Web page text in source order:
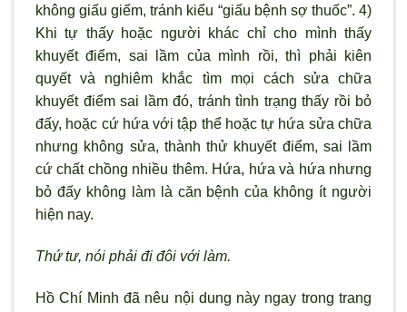
không giấu giếm, tránh kiểu “giấu bệnh sợ thuốc”. 4)
Khi tự thấy hoặc người khác chỉ cho mình thấy
khuyết điểm, sai lầm của mình rồi, thì phải kiên
quyết và nghiêm khắc tìm mọi cách sửa chữa
khuyết điểm sai lầm đó, tránh tình trạng thấy rồi bỏ
đấy, hoặc cứ hứa với tập thể hoặc tự hứa sửa chữa
nhưng không sửa, thành thử khuyết điểm, sai lầm
cứ chất chồng nhiều thêm. Hứa, hứa và hứa nhưng
bỏ đấy không làm là căn bệnh của không ít người
hiện nay.
Thứ tư, nói phải đi đôi với làm.
Hồ Chí Minh đã nêu nội dung này ngay trong trang